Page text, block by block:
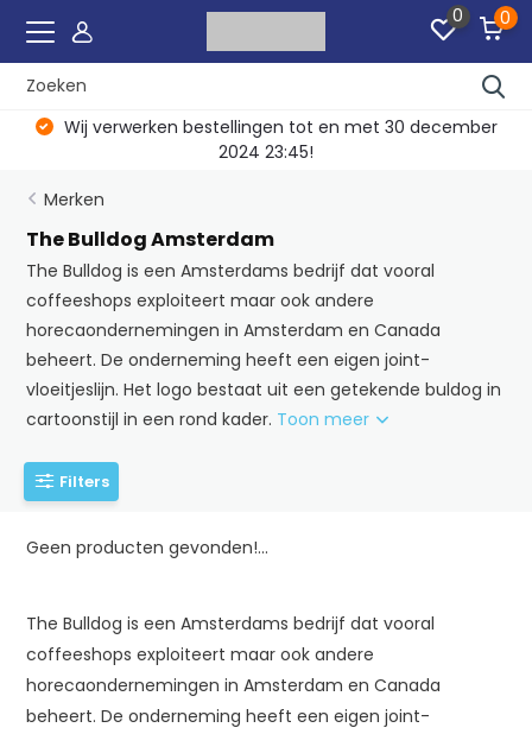
0 0
Wij verwerken bestellingen tot en met 30 december
2024 23:45!
Merken
The Bulldog Amsterdam
The Bulldog is een Amsterdams bedrijf dat vooral
coffeeshops exploiteert maar ook andere
horecaondernemingen in Amsterdam en Canada
beheert. De onderneming heeft een eigen joint-
vloeitjeslijn. Het logo bestaat uit een getekende buldog in
cartoonstijl in een rond kader. Toon meer
Filters
Geen producten gevonden!...
The Bulldog is een Amsterdams bedrijf dat vooral
coffeeshops exploiteert maar ook andere
horecaondernemingen in Amsterdam en Canada
beheert. De onderneming heeft een eigen joint-